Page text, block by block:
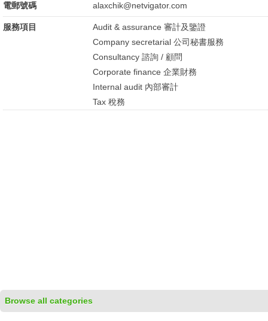
電郵號碼 alaxchik@netvigator.com
服務項目
Audit & assurance 審計及鑒證
Company secretarial 公司秘書服務
Consultancy 諮詢 / 顧問
Corporate finance 企業財務
Internal audit 內部審計
Tax 稅務
Browse all categories